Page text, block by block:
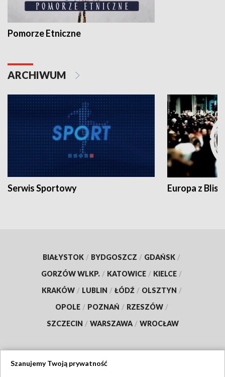
Pomorze Etniczne
ARCHIWUM
Serwis Sportowy Europa z
BIAŁYSTOK / BYDGOSZCZ / GDAŃSK /
GORZÓW WLKP. / KATOWICE / KIELCE /
KRAKÓW / LUBLIN / ŁÓDŹ / OLSZTYN /
OPOLE / POZNAŃ / RZESZÓW /
SZCZECIN / WARSZAWA / WROCŁAW
Szanujemy Twoją prywatność